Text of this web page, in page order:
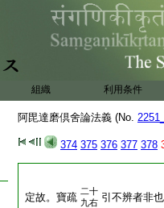
組織 利用条件
阿毘達磨倶舍論法義 (No. 2251_
374 375 376 377 378
定故。寶疏 二十
九右 引不辨者非也